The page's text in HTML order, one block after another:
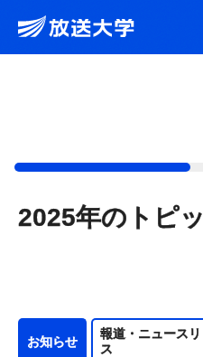
メインコンテンツにスキップ
2025年のトピ
お知らせ
報道・ニュース
ス